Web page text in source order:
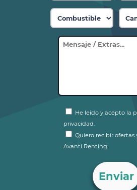
He leído y acepto la
privacidad.
Quiero recibir ofertas
Avanti Renting.